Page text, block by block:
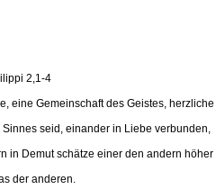
2,1-4
eine Gemeinschaft des Geistes, herzliche
seid, einander in Liebe verbunden,
in Demut schätze einer den andern höher
der anderen.